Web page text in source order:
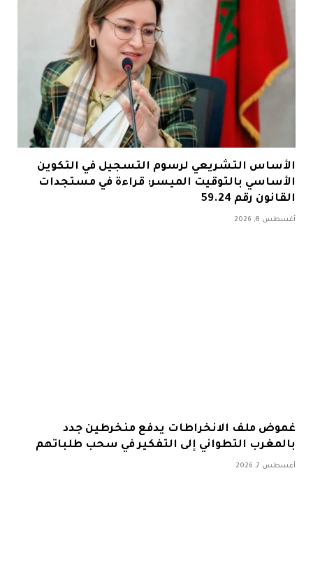
الأساس التشريعي لرسوم التسجيل في التكوين
الأساسي بالتوقيت الميسر: قراءة في مستجدات
القانون رقم 59.24
أغسطس 8, 2026
غموض ملف الانخراطات يدفع منخرطين جدد
بالمغرب التطواني إلى التفكير في سحب طلباتهم
أغسطس 7, 2026